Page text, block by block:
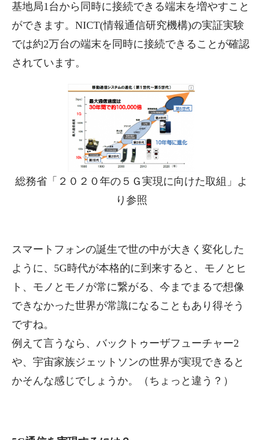
基地局1台から同時に接続できる端末を増やすこと
ができます。NICT(情報通信研究機構)の実証実験
では約2万台の端末を同時に接続できることが確認
されています。
総務省 「２０２０年の５Ｇ実現に向けた取組」 よ
り参照
スマートフォンの誕生で世の中が大きく変化した
ように、5G時代が本格的に到来すると、モノとヒ
ト、モノとモノが常に繋がる、今までまるで想像
できなかった世界が常識になることもあり得そう
ですね。
例えて言うなら、バックトゥーザフューチャー2
や、宇宙家族ジェットソンの世界が実現できると
かそんな感じでしょうか。（ちょっと違う？）